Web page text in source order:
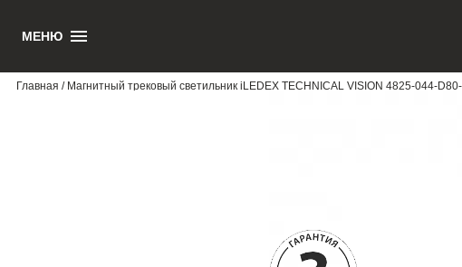
МЕНЮ
Главная / Магнитный трековый светильник iLEDEX TECHNICAL VISION 4825-044-